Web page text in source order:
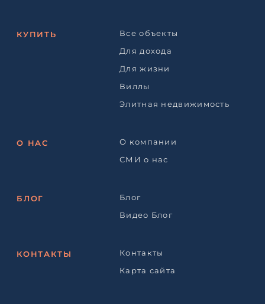
КУПИТЬ
Все объекты
Для дохода
Для жизни
Виллы
Элитная недвижимость
О НАС
О компании
СМИ о нас
БЛОГ
Блог
Видео Блог
КОНТАКТЫ
Контакты
Карта сайта